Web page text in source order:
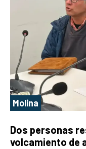
Molina
Dos personas
volcamiento de